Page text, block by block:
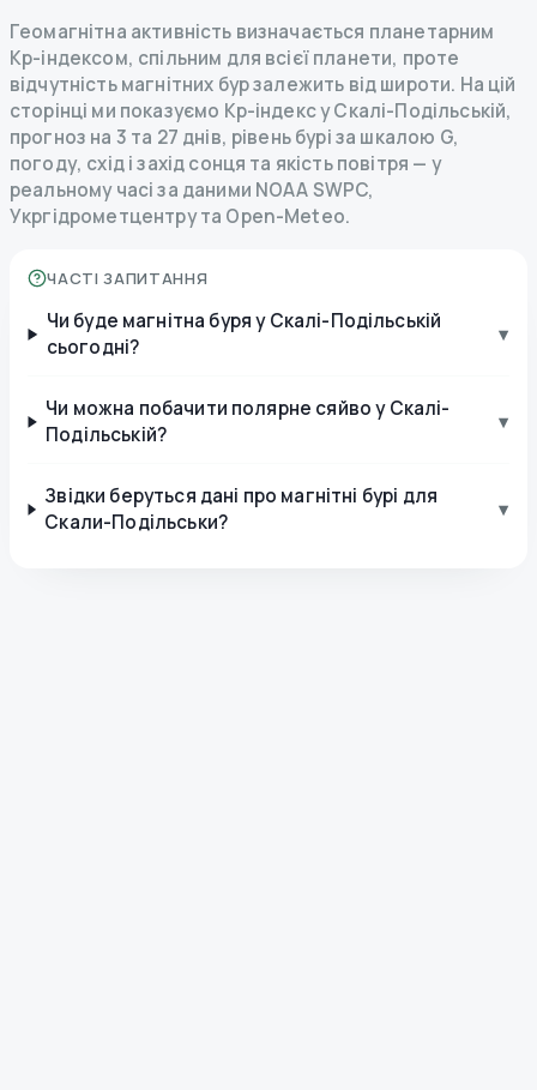
Геомагнітна активність визначається планетарним
Kp-індексом, спільним для всієї планети, проте
відчутність магнітних бур залежить від широти. На цій
сторінці ми показуємо Kp-індекс у Скалі-Подільській,
прогноз на 3 та 27 днів, рівень бурі за шкалою G,
погоду, схід і захід сонця та якість повітря — у
реальному часі за даними NOAA SWPC,
Укргідрометцентру та Open-Meteo.
ЧАСТІ ЗАПИТАННЯ
Чи буде магнітна буря у Скалі-Подільській
сьогодні?
▾
Чи можна побачити полярне сяйво у Скалі-
Подільській?
▾
Звідки беруться дані про магнітні бурі для
Скали-Подільськи?
▾